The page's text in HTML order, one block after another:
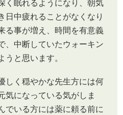
く眠れるようになり、朝気
日中疲れることがなくなり
る事が増え、時間を有意義
、中断していたウォーキン
うと思います。
しく穏やかな先生方には何
気になっている気がしま
でいる方には薬に頼る前に